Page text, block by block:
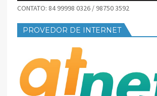
CONTATO: 84 99998 0326 / 98750 3592
PROVEDOR DE INTERNET